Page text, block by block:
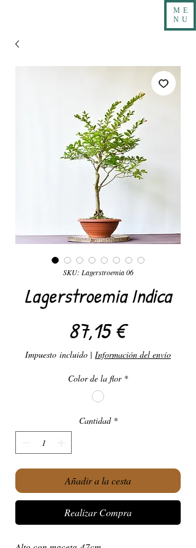
ME
NU
SKU: Lagerstroemia 06
Lagerstroemia Indica
87,15 €Precio
Impuesto incluido | Información del envío
Color de la flor *
Cantidad *
Añadir a la cesta
Realizar Compra